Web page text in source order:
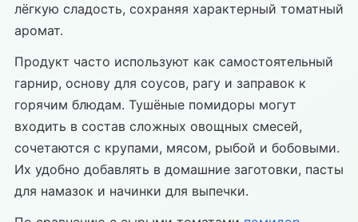
лёгкую сладость, сохраняя характерный томатный
аромат.
Продукт часто используют как самостоятельный
гарнир, основу для соусов, рагу и заправок к
горячим блюдам. Тушёные помидоры могут
входить в состав сложных овощных смесей,
сочетаются с крупами, мясом, рыбой и бобовыми.
Их удобно добавлять в домашние заготовки, пасты
для намазок и начинки для выпечки.